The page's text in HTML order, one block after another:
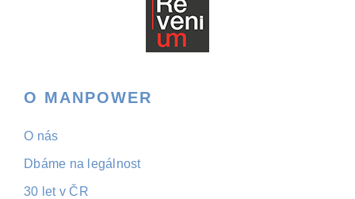
O MANPOWER
O nás
Dbáme na legálnost
30 let v ČR